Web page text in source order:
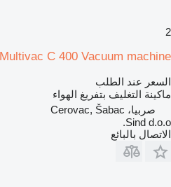
2
Multivac C 400 Vacuum machine
السعر عند الطلب
ماكينة التغليف بتفريغ الهواء
صربيا، Cerovac, Šabac
Sind d.o.o.
الاتصال بالبائع